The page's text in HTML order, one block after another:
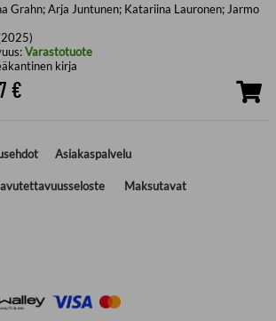
Grahn; Arja Juntunen; Katariina Lauronen; Jarmo
Varastotuote
kirja
€
Asiakaspalvelu
Maksutavat